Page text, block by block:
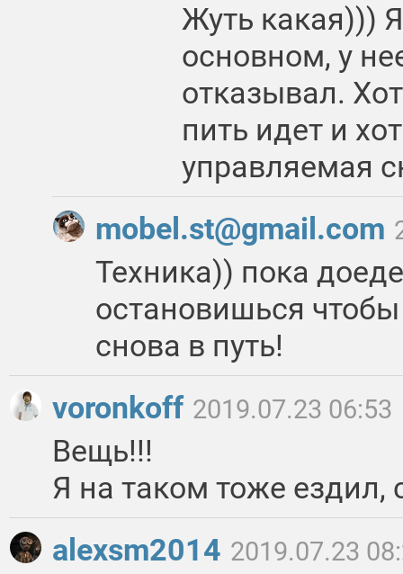
Жуть какая)))
основном, у
отказывал.
пить идет и
управляемая
mobel.st@gmail.com
Техника)) пока
остановишься чтобы
снова в путь!
voronkoff 2019.07.23 06:53
Вещь!!!
Я на таком тоже ездил,
alexsm2014 2019.07.23